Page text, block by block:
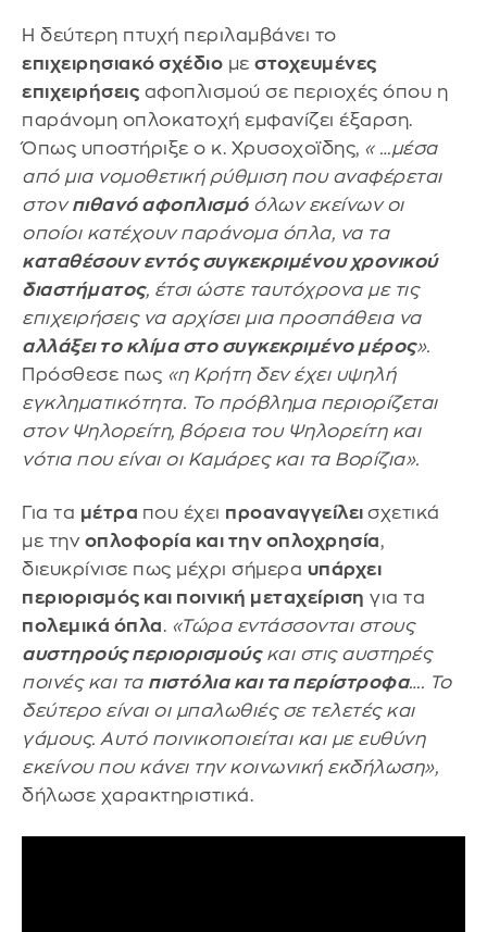
Η δεύτερη πτυχή περιλαμβάνει το
επιχειρησιακό σχέδιο με στοχευμένες
επιχειρήσεις αφοπλισμού σε περιοχές όπου η
παράνομη οπλοκατοχή εμφανίζει έξαρση.
Όπως υποστήριξε ο κ. Χρυσοχοϊδης, « …μέσα
από μια νομοθετική ρύθμιση που αναφέρεται
στονπιθανό αφοπλισμόόλων εκείνων οι
οποίοι κατέχουν παράνομα όπλα, να τα
καταθέσουν εντός συγκεκριμένου χρονικού
διαστήματος, έτσι ώστε ταυτόχρονα με τις
επιχειρήσεις να αρχίσει μια προσπάθεια να
αλλάξει το κλίμα στο συγκεκριμένο μέρος».
Πρόσθεσε πως «η Κρήτη δεν έχει υψηλή
εγκληματικότητα. Το πρόβλημα περιορίζεται
στον Ψηλορείτη, βόρεια του Ψηλορείτη και
νότια που είναι οι Καμάρες και τα Βορίζια».
Για τα μέτρα που έχει προαναγγείλει σχετικά
με την οπλοφορία και την οπλοχρησία,
διευκρίνισε πως μέχρι σήμερα υπάρχει
περιορισμός και ποινική μεταχείριση για τα
πολεμικά όπλα. «Τώρα εντάσσονται στους
αυστηρούς περιορισμούςκαι στις αυστηρές
ποινές και τα πιστόλια και τα περίστροφα…. Το
δεύτερο είναι οι μπαλωθιές σε τελετές και
γάμους. Αυτό ποινικοποιείται και με ευθύνη
εκείνου που κάνει την κοινωνική εκδήλωση»,
δήλωσε χαρακτηριστικά.